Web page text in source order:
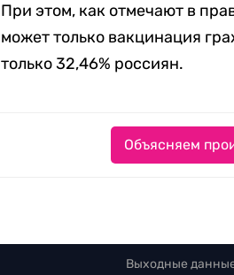
При этом, как отмечают в
может только вакцинация
только 32,46% россиян.
Объясняем
Выходные